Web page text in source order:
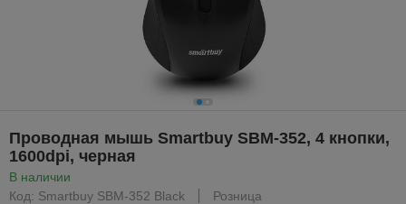
Проводная мышь Smartbuy SBM-352, 4 кнопки,
1600dpi, черная
В наличии
Код: Smartbuy SBM-352 Black
Розница